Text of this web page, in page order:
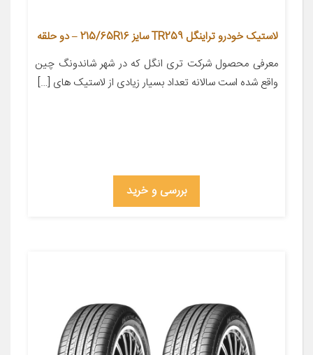
لاستیک خودرو تراینگل TR259 سایز 215/65R16 – دو حلقه
معرفی محصول شرکت تری انگل که در شهر شاندونگ چین
واقع شده است سالانه تعداد بسیار زیادی از لاستیک های […]
بررسی و خرید